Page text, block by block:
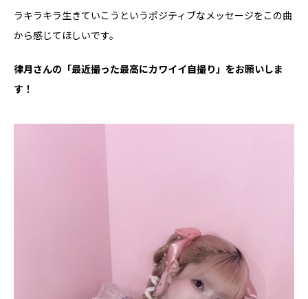
ラキラキラ生きていこうというポジティブなメッセージをこの曲
から感じてほしいです。
律月さんの「最近撮った最高にカワイイ自撮り」をお願いしま
す！